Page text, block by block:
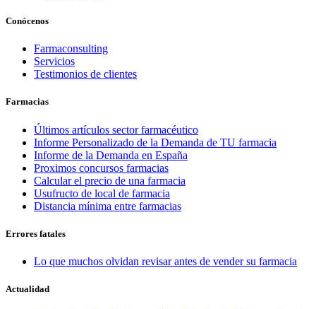
Conócenos
Farmaconsulting
Servicios
Testimonios de clientes
Farmacias
Últimos artículos sector farmacéutico
Informe Personalizado de la Demanda de TU farmacia
Informe de la Demanda en España
Proximos concursos farmacias
Calcular el precio de una farmacia
Usufructo de local de farmacia
Distancia mínima entre farmacias
Errores fatales
Lo que muchos olvidan revisar antes de vender su farmacia
Actualidad